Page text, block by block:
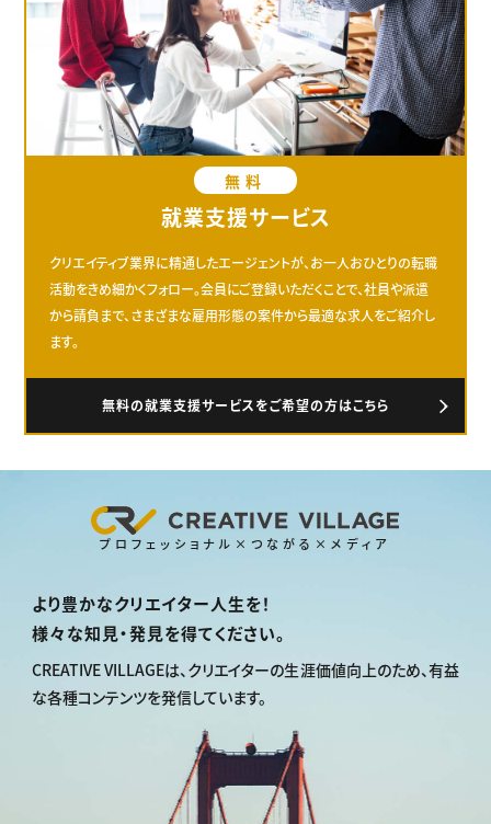
無料
就業支援サービス
クリエイティブ業界に精通したエージェントが、お一人おひとりの転職
活動をきめ細かくフォロー。会員にご登録いただくことで、社員や派遣
から請負まで、さまざまな雇用形態の案件から最適な求人をご紹介し
ます。
無料の就業支援サービスをご希望の方はこちら
プロフェッショナル×つながる×メディア
より豊かなクリエイター人生を！
様々な知見・発見を得てください。
CREATIVE VILLAGEは、 クリエイターの生涯価値向上のため、有益
な各種コンテンツを発信しています。